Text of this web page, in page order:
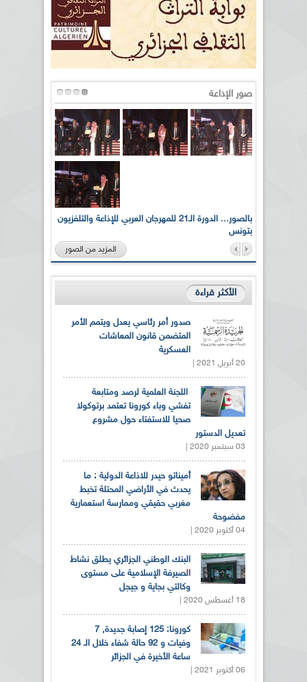
صور الإذاعة
بالصور... الدورة الـ21 للمهرجان العربي للإذاعة والتلفزيون
بتونس
المزيد من الصور
الأكثر قراءة
صدور أمر رئاسي يعدل ويتمم الأمر
المتضمن قانون المعاشات
العسكرية
20 أبريل 2021 |
اللجنة العلمية لرصد ومتابعة
تفشي وباء كورونا تعتمد برتوكولا
صحيا للاستفتاء حول مشروع
تعديل الدستور
03 سبتمبر 2020 |
أميناتو حيدر للاذاعة الدولية : ما
يحدث في الأراضي المحتلة تخبط
مغربي حقيقي وممارسة استعمارية
مفضوحة
04 أكتوبر 2020 |
البنك الوطني الجزائري يطلق نشاط
الصيرفة الإسلامية على مستوى
وكالتي بجاية و جيجل
18 أغسطس 2020 |
كورونا: 125 إصابة جديدة, 7
وفيات و 92 حالة شفاء خلال الـ 24
ساعة الأخيرة في الجزائر
06 أكتوبر 2021 |